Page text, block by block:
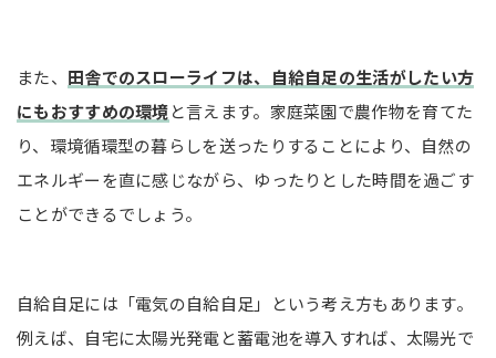
また、 田舎でのスローライフは、自給自足の生活がしたい方
にもおすすめの環境と言えます。家庭菜園で農作物を育てた
り、環境循環型の暮らしを送ったりすることにより、自然の
エネルギーを直に感じながら、ゆったりとした時間を過ごす
ことができるでしょう。
自給自足には「電気の自給自足」という考え方もあります。
例えば、自宅に太陽光発電と蓄電池を導入すれば、太陽光で